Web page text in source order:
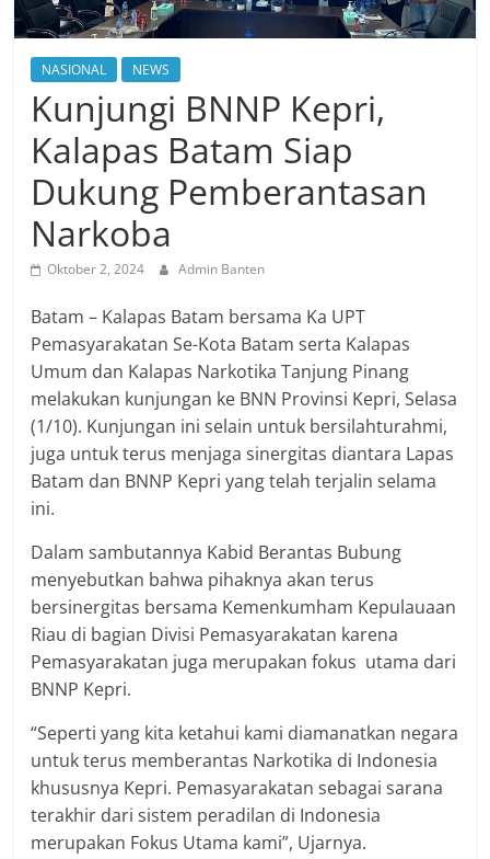
NASIONAL NEWS
Kunjungi BNNP Kepri,
Kalapas Batam Siap
Dukung Pemberantasan
Narkoba
Oktober 2, 2024 Admin Banten
Batam – Kalapas Batam bersama Ka UPT
Pemasyarakatan Se-Kota Batam serta Kalapas
Umum dan Kalapas Narkotika Tanjung Pinang
melakukan kunjungan ke BNN Provinsi Kepri, Selasa
(1/10). Kunjungan ini selain untuk bersilahturahmi,
juga untuk terus menjaga sinergitas diantara Lapas
Batam dan BNNP Kepri yang telah terjalin selama
ini.
Dalam sambutannya Kabid Berantas Bubung
menyebutkan bahwa pihaknya akan terus
bersinergitas bersama Kemenkumham Kepulauaan
Riau di bagian Divisi Pemasyarakatan karena
Pemasyarakatan juga merupakan fokus utama dari
BNNP Kepri.
“Seperti yang kita ketahui kami diamanatkan negara
untuk terus memberantas Narkotika di Indonesia
khususnya Kepri. Pemasyarakatan sebagai sarana
terakhir dari sistem peradilan di Indonesia
merupakan Fokus Utama kami”, Ujarnya.